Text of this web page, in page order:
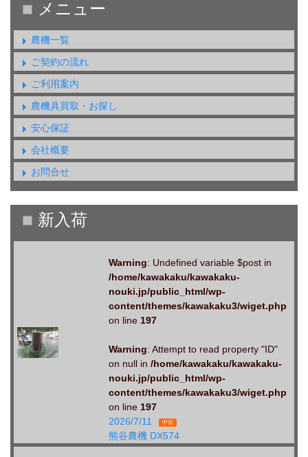
農機一覧
ご契約の流れ
ご利用案内
農機具買取・お探し
安心保証
会社概要
お問合せ
Warning: Undefined variable $post in
/home/kawakaku/kawakaku-
nouki.jp/public_html/wp-
content/themes/kawakaku3/wiget.php
on line 197
Warning: Attempt to read property "ID"
on null in /home/kawakaku/kawakaku-
nouki.jp/public_html/wp-
content/themes/kawakaku3/wiget.php
on line 197
2026/7/11
中古
熊谷農機 DX574